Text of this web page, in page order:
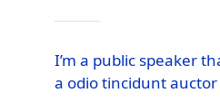
I’m a public speaker
a odio tincidunt auctor